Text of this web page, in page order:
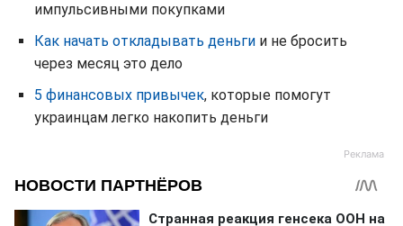
импульсивными покупками
Как начать откладывать деньги и не бросить
через месяц это дело
5 финансовых привычек, которые помогут
украинцам легко накопить деньги